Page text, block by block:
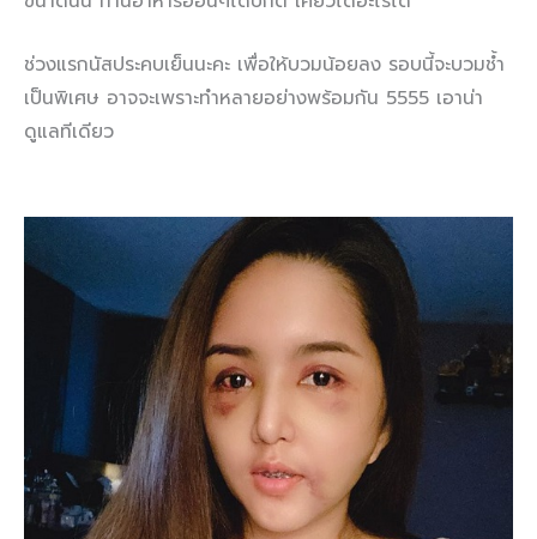
ช่วงแรกนัสประคบเย็นนะคะ เพื่อให้บวมน้อยลง รอบนี้จะบวมช้ำ
เป็นพิเศษ อาจจะเพราะทำหลายอย่างพร้อมกัน 5555 เอาน่า
ดูแลทีเดียว